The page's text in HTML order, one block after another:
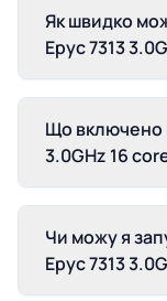
Як швидко
Epyc 7313
Що включено
3.0GHz 16
Чи можу я
Epyc 7313